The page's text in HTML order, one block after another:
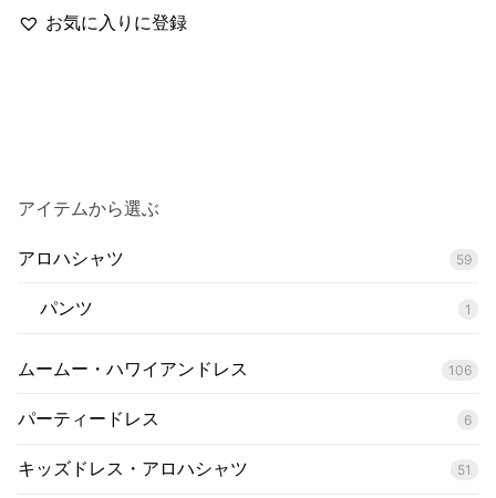
¥6,200
お気に入りに登録
アイテムから選ぶ
アロハシャツ 59
パンツ 1
ムームー・ハワイアンドレス 106
パーティードレス 6
キッズドレス・アロハシャツ 51